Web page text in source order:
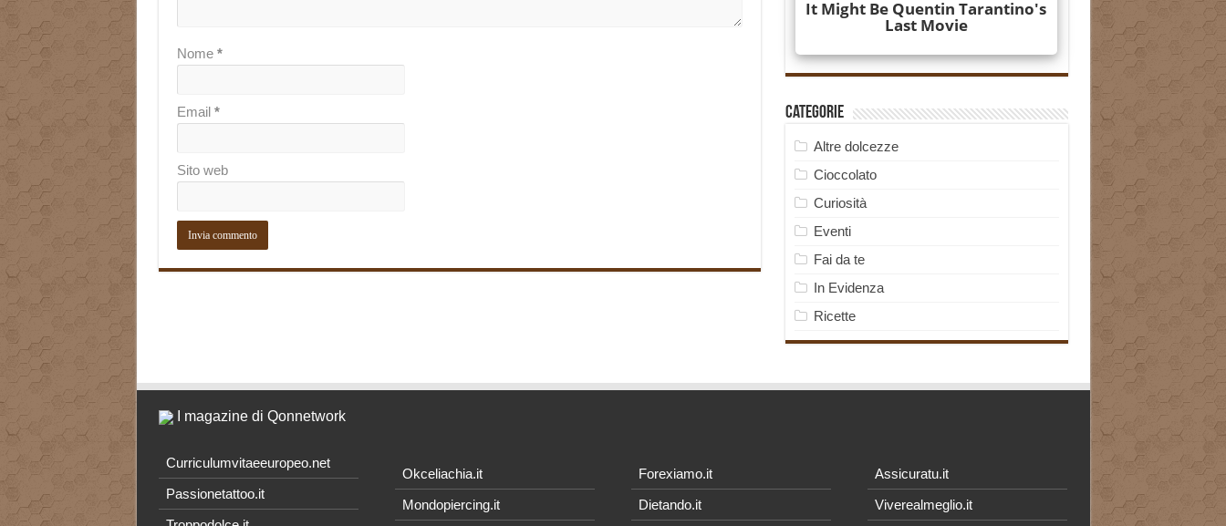
Nome *
Email *
Sito web
Categorie
Altre dolcezze
Cioccolato
Curiosità
Eventi
Fai da te
In Evidenza
Ricette
I magazine di Qonnetwork
Curriculumvitaeeuropeo.net
Passionetattoo.it
Okceliachia.it
Mondopiercing.it
Forexiamo.it
Dietando.it
Assicuratu.it
Viverealmeglio.it